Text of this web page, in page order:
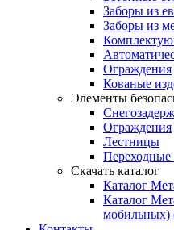
Заборы из
Заборы из
Ограждения
Кованые
Элементы
Ограждения
Лестницы
Переходные
Скачать каталог
Каталог
Каталог
мобильных)